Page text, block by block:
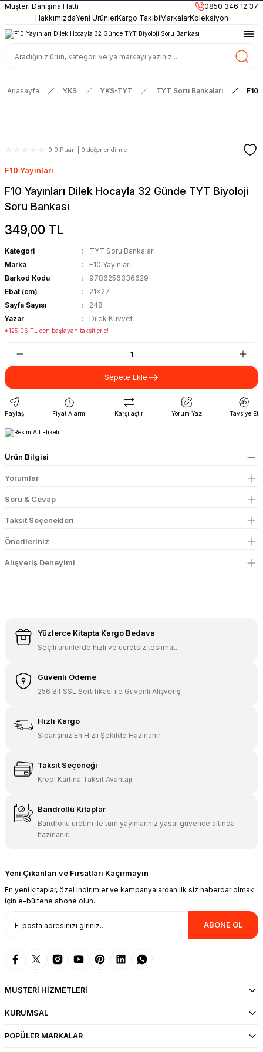
899TLve Üzeri Alışverişlerinizde
KARGO BEDAVA
Güncel ve Sınav Odaklı Kaynaklar
HakkımızdaYeni ÜrünlerKargo TakibiMarkalarKoleksiyon
Müşteri Danışma Hattı 0850 346 12 37
Anasayfa YKS YKS-TYT TYT Soru Bankaları F10
0.0 Puan | 0 değerlendirme
F10 Yayınları
F10 Yayınları Dilek Hocayla 32 Günde TYT Biyoloji
Soru Bankası
349,00 TL
Kategori
TYT Soru Bankaları
Marka
F10 Yayınları
Barkod Kodu
9786256336629
Ebat (cm)
21x27
Sayfa Sayısı
248
Yazar
Dilek Kuvvet
*125,06 TL den başlayan taksitlerle!
Sepete Ekle
Paylaş Fiyat Alarmı Karşılaştır Yorum Yaz Tavsiye Et
Ürün Bilgisi
Yorumlar
Soru & Cevap
Taksit Seçenekleri
Önerileriniz
Alışveriş Deneyimi
Yüzlerce Kitapta Kargo Bedava
Seçili ürünlerde hızlı ve ücretsiz teslimat.
Güvenli Ödeme
256 Bit SSL Sertifikası ile Güvenli Alışveriş
Hızlı Kargo
Siparişiniz En Hızlı Şekilde Hazırlanır
Taksit Seçeneği
Kredi Kartına Taksit Avantajı
Bandrollü Kitaplar
Bandrollü üretim ile tüm yayınlarınız yasal güvence altında
hazırlanır.
Yeni Çıkanları ve Fırsatları Kaçırmayın
En yeni kitaplar, özel indirimler ve kampanyalardan ilk siz haberdar olmak
için e-bültene abone olun.
ABONE OL
MÜŞTERİ HİZMETLERİ
KURUMSAL
POPÜLER MARKALAR